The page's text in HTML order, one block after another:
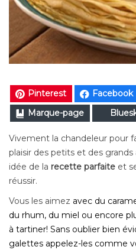
Pinterest Facebook
Marque-page
Vivement la chandeleur pour
plaisir des petits et des grands
idée de la recette parfaite et
réussir.
Vous les aimez avec du
du rhum, du miel ou encore
à tartiner! Sans oublier bien
galettes appelez-les comme